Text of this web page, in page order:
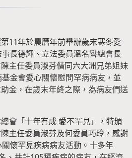
11年於農曆年前舉辦歲末寒冬愛
長德輝、立法委員溫名譽總會長
主任委員淑芬偕同六大洲兄弟姐妹
金會愛心關懷慰問罕病病友，並
金，在歲末年終之際，為病友們送
會「十年有成 愛不罕見」，特頒
主任委員淑芬及何委員巧玲，感謝
懷罕見疾病病友活動。十多年